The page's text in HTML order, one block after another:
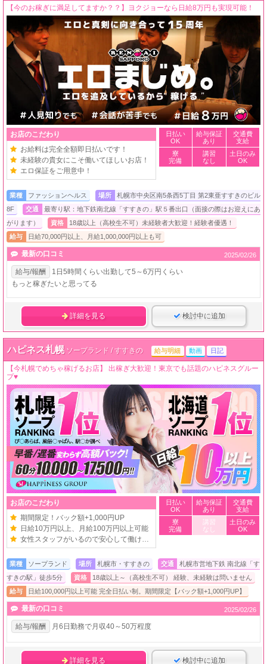
【今のお稼ぎに満足してますか？？】ヨクジョーなら日給8万円も実現可能！
お店のこだわり
お給料は完全全額即日払いです！
未経験の貴女にこそ働いてほしいお店！
エロ保証をご用意中！
日払い
OK
給与保証
あり
交通費
支給
寮
完備
講習
なし
土日のみ
OK
業種 ファッションヘルス 場所
札幌市中央区南5条西5丁目 第2東亜すすきのビル
8F
交通
最寄り駅：地下鉄南北線「すすきの」駅５番出口（面接の際はお迎えにあ
がります）
資格
18歳以上（高校生不可）未経験者大歓迎！経験者優遇！
給与
日給70,000円以上、月給1,000,000円以上も可
最新の口コミ 2025/02/26
給与/報酬
1日5時間くらい出勤して5～6万円くらい
もっと稼ぎたいと思ってる
詳細を見る 検討中に追加
ハピネス札幌 ソープランド / すすきの 給与明細 動画 日記
【今札幌でめちゃ稼げるお店】 出稼ぎ大歓迎！東京でも話題のハピネスグルー
プ♥
お店のこだわり
期間限定！バック額+1,000円UP
日給10万円以上、月給100万円以上可能
女性スタッフがいるので安心して働ける環境
日払い
OK
給与保証
あり
交通費
支給
寮
完備
講習
なし
土日のみ
OK
業種 ソープランド 場所 札幌市・すすきの 交通
札幌市営地下鉄 南北線「す
すきの駅」徒歩5分
資格
18歳以上～（高校生不可） 経験、未経験は問いません
給与
日給100,000円以上可能 完全日払い制。期間限定【バック額+1,000円UP】
最新の口コミ 2025/02/26
給与/報酬 月6日勤務で月収40～50万程度
詳細を見る 検討中に追加